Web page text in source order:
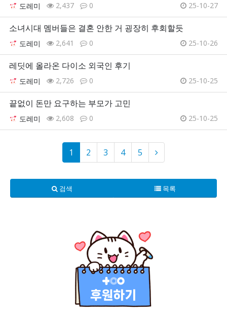
도레미 2,437 0 25-10-27
소녀시대 멤버들은 결혼 안한 거 굉장히 후회할듯
도레미 2,641 0 25-10-26
레딧에 올라온 다이소 외국인 후기
도레미 2,726 0 25-10-25
끝없이 돈만 요구하는 부모가 고민
도레미 2,608 0 25-10-25
1 2 3 4 5
검색 목록